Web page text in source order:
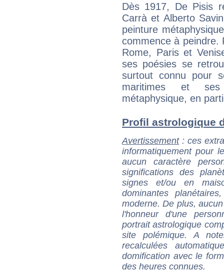
Dès 1917, De Pisis
Carrà et Alberto
peinture
commence à peindre.
Rome, Paris et
ses poésies se
surtout connu pour
maritimes et ses
métaphysique, en
Profil astrologique
Avertissement: ces
informatiquement pour
aucun caractère
significations des
signes et/ou en
dominantes
moderne. De plus,
l'honneur d'une
portrait astrologique
site polémique. A
recalculées
domification avec le
des heures connues.